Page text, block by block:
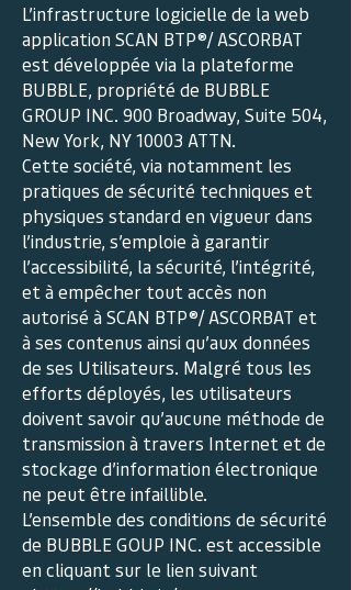
L’infrastructure logicielle de la web
application SCAN BTP®/ ASCORBAT
est développée via la plateforme
BUBBLE, propriété de BUBBLE
GROUP INC. 900 Broadway, Suite 504,
New York, NY 10003 ATTN.
Cette société, via notamment les
pratiques de sécurité techniques et
physiques standard en vigueur dans
l’industrie, s’emploie à garantir
l’accessibilité, la sécurité, l’intégrité,
et à empêcher tout accès non
autorisé à SCAN BTP®/ ASCORBAT et
à ses contenus ainsi qu’aux données
de ses Utilisateurs. Malgré tous les
efforts déployés, les utilisateurs
doivent savoir qu’aucune méthode de
transmission à travers Internet et de
stockage d’information électronique
ne peut être infaillible.
L’ensemble des conditions de sécurité
de BUBBLE GOUP INC. est accessible
en cliquant sur le lien suivant